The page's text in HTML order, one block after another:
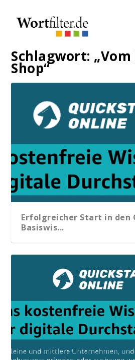
Schlagwort:
Shop“
Erfolgreicher Start in den
Basiswis...